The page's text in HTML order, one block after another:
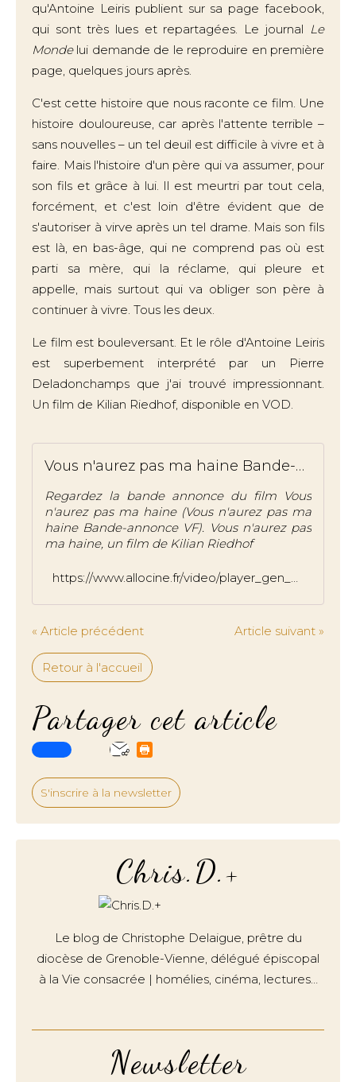
qu'Antoine Leiris publient sur sa page facebook,
qui sont très lues et repartagées. Le journal Le
Mondelui demande de le reproduire en première
page, quelques jours après.
C'est cette histoire que nous raconte ce film. Une
histoire douloureuse, car après l'attente terrible –
sans nouvelles – un tel deuil est difficile à vivre et à
faire. Mais l'histoire d'un père qui va assumer, pour
son fils et grâce à lui. Il est meurtri par tout cela,
forcément, et c'est loin d'être évident que de
s'autoriser à virve après un tel drame. Mais son fils
est là, en bas-âge, qui ne comprend pas où est
parti sa mère, qui la réclame, qui pleure et
appelle, mais surtout qui va obliger son père à
continuer à vivre. Tous les deux.
Le film est bouleversant. Et le rôle d'Antoine Leiris
est superbement interprété par un Pierre
Deladonchamps que j'ai trouvé impressionnant.
Un film de Kilian Riedhof, disponible en VOD.
Vous n'aurez pas ma haine Bande-annonce VF
Regardez la bande annonce du film Vous
n'aurez pas ma haine (Vous n'aurez pas ma
haine Bande-annonce VF). Vous n'aurez pas
ma haine, un film de Kilian Riedhof
https://www.allocine.fr/video/player_gen_cmedia=19597296&cfilm=270845.html
« Article précédent Article suivant »
Retour à l'accueil
Partager cet article
S'inscrire à la newsletter
Newsletter
Chris.D.+
Le blog de Christophe Delaigue, prêtre du
diocèse de Grenoble-Vienne, délégué épiscopal
à la Vie consacrée | homélies, cinéma, lectures…